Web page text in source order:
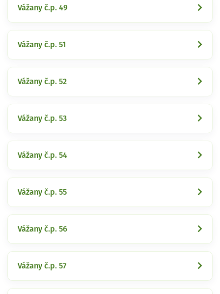
Vážany č.p. 49
Vážany č.p. 51
Vážany č.p. 52
Vážany č.p. 53
Vážany č.p. 54
Vážany č.p. 55
Vážany č.p. 56
Vážany č.p. 57